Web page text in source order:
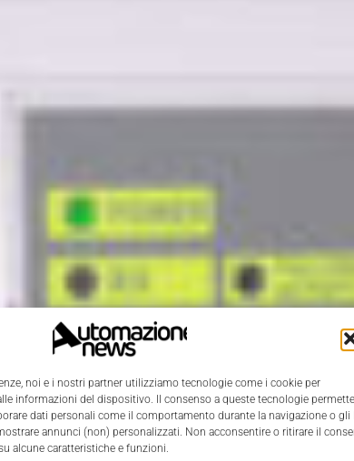
noi e i nostri partner utilizziamo tecnologie come i cookie per
informazioni del dispositivo. Il consenso a queste tecnologie
dati personali come il comportamento durante la navigazione o gli
annunci (non) personalizzati. Non acconsentire o ritirare il
alcune caratteristiche e funzioni.